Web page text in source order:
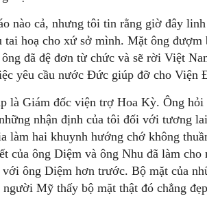
nào cả, nhưng tôi tin rằng giờ đây
tai hoạ cho xứ sở mình. Mặt ông đượm
đã đệ đơn từ chức và sẽ rời Việt
yêu cầu nước Đức giúp đỡ cho Viện
là Giám đốc viện trợ Hoa Kỳ. Ông
nhận định của tôi đối với tương
làm hai khuynh hướng chớ không
của ông Diệm và ông Nhu đã làm
ông Diệm hơn trước. Bộ mặt của
người Mỹ thấy bộ mặt thật đó chẳng